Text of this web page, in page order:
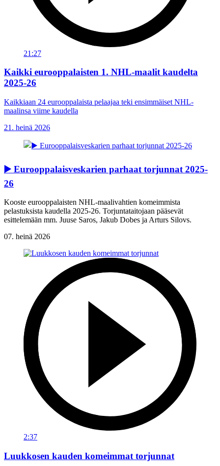
21:27
Kaikki eurooppalaisten 1. NHL-maalit kaudelta
2025-26
Kaikkiaan 24 eurooppalaista pelaajaa teki ensimmäiset NHL-
maalinsa viime kaudella
21. heinä 2026
▶️ Eurooppalaisveskarien parhaat torjunnat 2025-
26
Kooste eurooppalaisten NHL-maalivahtien komeimmista
pelastuksista kaudella 2025-26. Torjuntataitojaan pääsevät
esittelemään mm. Juuse Saros, Jakub Dobes ja Arturs Silovs.
07. heinä 2026
2:37
Luukkosen kauden komeimmat torjunnat